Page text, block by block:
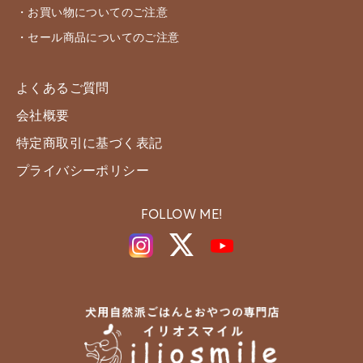
・お買い物についてのご注意
・セール商品についてのご注意
よくあるご質問
会社概要
特定商取引に基づく表記
プライバシーポリシー
FOLLOW ME!